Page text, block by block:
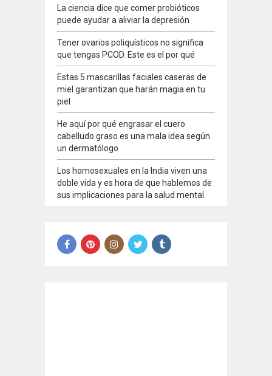
La ciencia dice que comer probióticos
puede ayudar a aliviar la depresión
Tener ovarios poliquísticos no significa
que tengas PCOD. Este es el por qué
Estas 5 mascarillas faciales caseras de
miel garantizan que harán magia en tu
piel
He aquí por qué engrasar el cuero
cabelludo graso es una mala idea según
un dermatólogo
Los homosexuales en la India viven una
doble vida y es hora de que hablemos de
sus implicaciones para la salud mental.